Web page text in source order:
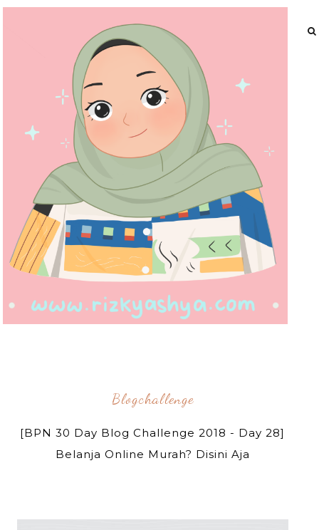
Blogchallenge
[BPN 30 Day Blog Challenge 2018 - Day 28]
Belanja Online Murah? Disini Aja